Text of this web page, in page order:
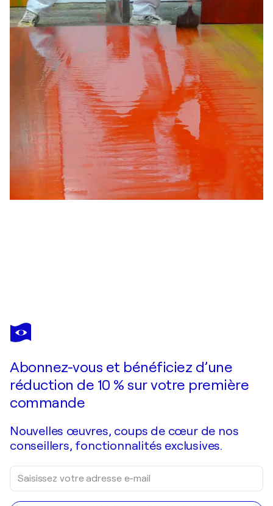
CHRISTIAN V. GRUMBKOW
After The Goldrush 3
Abonnez-vous et bénéficiez d’une
réduction de 10 % sur votre première
commande
Nouvelles œuvres, coups de cœur de nos
conseillers, fonctionnalités exclusives.